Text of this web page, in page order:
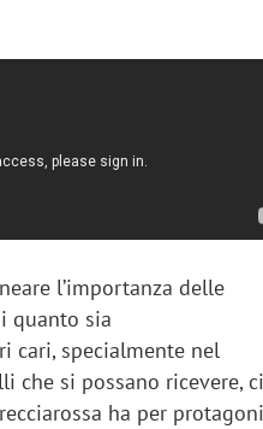
l’importanza delle
quanto sia
cari, specialmente nel
che si possano ricevere, ci
ha per